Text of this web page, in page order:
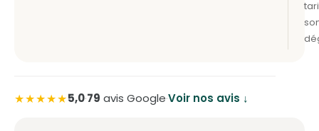
★★★★★5,0·79 avis Google·Voir nos avis ↓